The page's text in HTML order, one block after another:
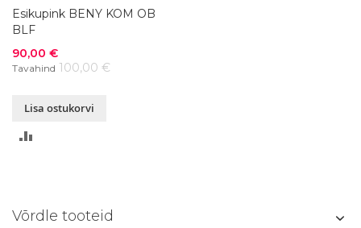
Esikupink BENY KOM OB
BLF
Soodushind
90,00 €
Tavahind 100,00 €
Lisa ostukorvi
Võrdle tooteid